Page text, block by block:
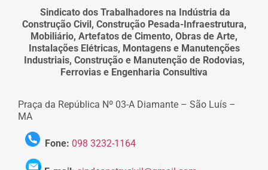
Sindicato dos Trabalhadores na Indústria da
Construção Civil, Construção Pesada-Infraestrutura,
Mobiliário, Artefatos de Cimento, Obras de Arte,
Instalações Elétricas, Montagens e Manutenções
Industriais, Construção e Manutenção de Rodovias,
Ferrovias e Engenharia Consultiva
Praça da República Nº 03-A Diamante – São Luís –
MA
Fone: 098 3232-1164